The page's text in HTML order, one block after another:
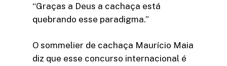
“Graças a Deus a cachaça está
quebrando esse paradigma.”
O sommelier de cachaça Maurício Maia
diz que esse concurso internacional é